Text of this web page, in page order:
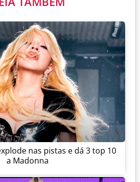
nas pistas e dá 3 top 10
a Madonna